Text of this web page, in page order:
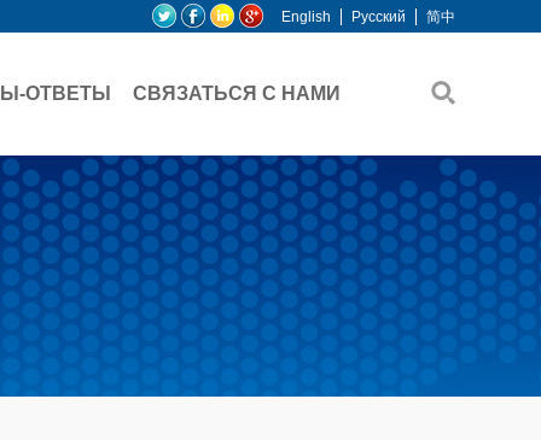
English Pусский 简中
ОТВЕТЫ СВЯЗАТЬСЯ С НАМИ